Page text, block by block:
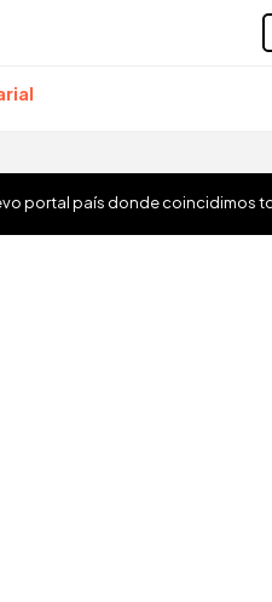
portal país donde coincidimos